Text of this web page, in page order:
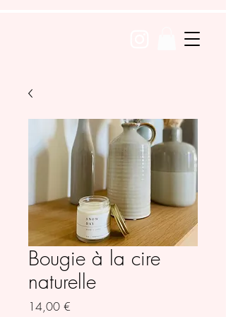
Bougie à la cire
naturelle
14,00 €